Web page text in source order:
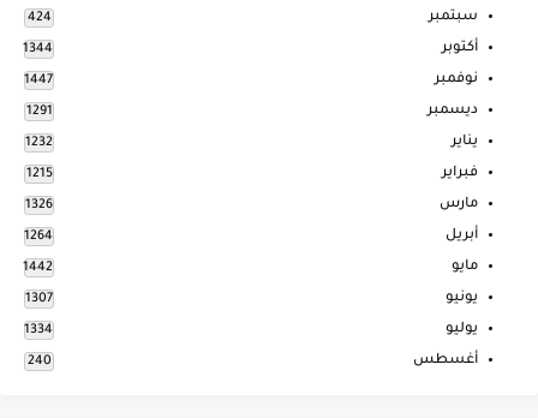
سبتمبر 424
أكتوبر 1344
نوفمبر 1447
ديسمبر 1291
يناير 1232
فبراير 1215
مارس 1326
أبريل 1264
مايو 1442
يونيو 1307
يوليو 1334
أغسطس 240